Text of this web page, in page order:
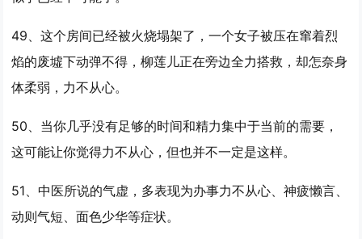
49、这个房间已经被火烧塌架了，一个女子被压在窜着烈
焰的废墟下动弹不得，柳莲儿正在旁边全力搭救，却怎奈身
体柔弱， 力不从心。
50、当你几乎没有足够的时间和精力集中于当前的需要，
这可能让你觉得力不从心 ，但也并不一定是这样。
51、中医所说的气虚，多表现为办事力不从心、神疲懒言、
动则气短、面色少华等症状。